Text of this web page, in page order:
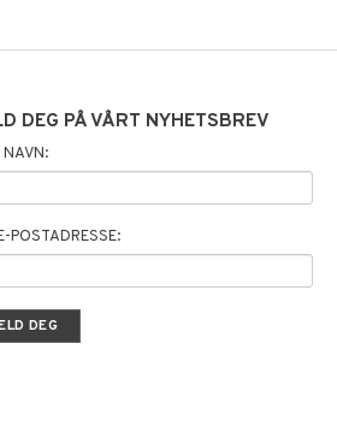
DEG PÅ VÅRT NYHETSBREV
NAVN:
POSTADRESSE: